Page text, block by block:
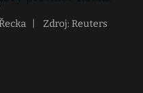
Zdroj: Reuters